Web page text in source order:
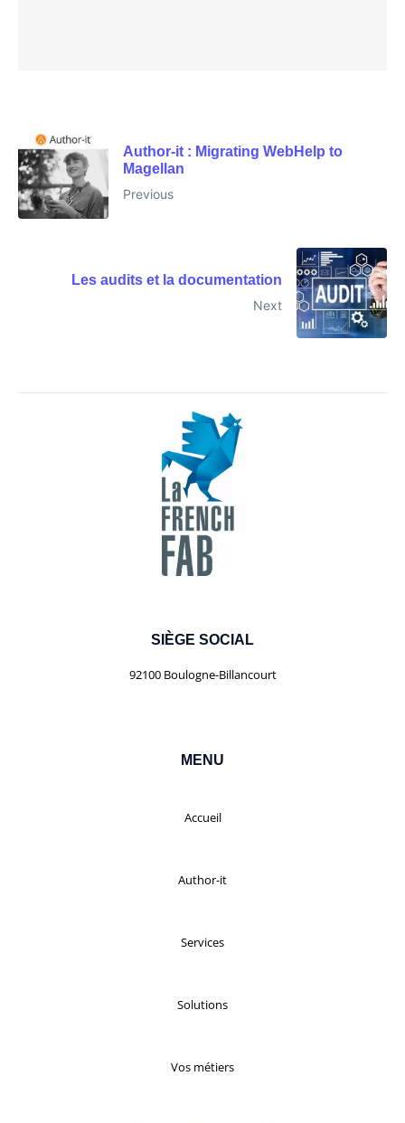
Author-it : Migrating WebHelp to
Magellan
Previous
Les audits et la documentation
Next
SIÈGE SOCIAL
92100 Boulogne-Billancourt
MENU
Accueil
Author-it
Services
Solutions
Vos métiers